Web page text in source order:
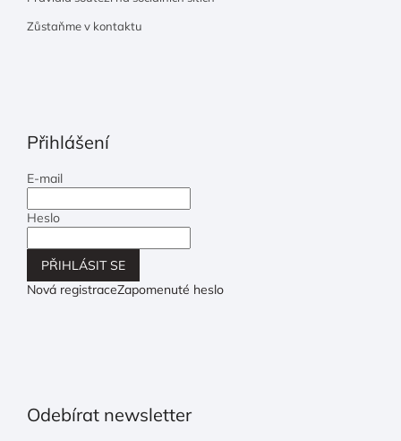
Zůstaňme v kontaktu
Přihlášení
E-mail
Heslo
PŘIHLÁSIT SE
Nová registraceZapomenuté heslo
Odebírat newsletter